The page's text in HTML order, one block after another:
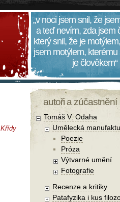
„v noci jsem snil, že
a teď nevím, zda jsem
který snil, že je
jsem motýlem, kterému
je člověkem“
Křídy
autoři a zúčastnění
Tomáš V. Odaha
Umělecká
Poezie
Próza
Výtvarné umění
Fotografie
Recenze a kritiky
Patafyzika i kus